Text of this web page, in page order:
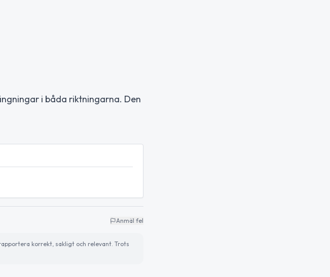
i båda riktningarna. Den
Anmäl fel
korrekt, sakligt och relevant. Trots